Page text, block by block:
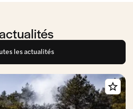
les actualités